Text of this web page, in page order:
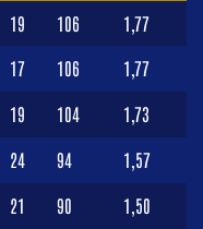
19 106 1,77
17 106 1,77
19 104 1,73
24 94 1,57
21 90 1,50